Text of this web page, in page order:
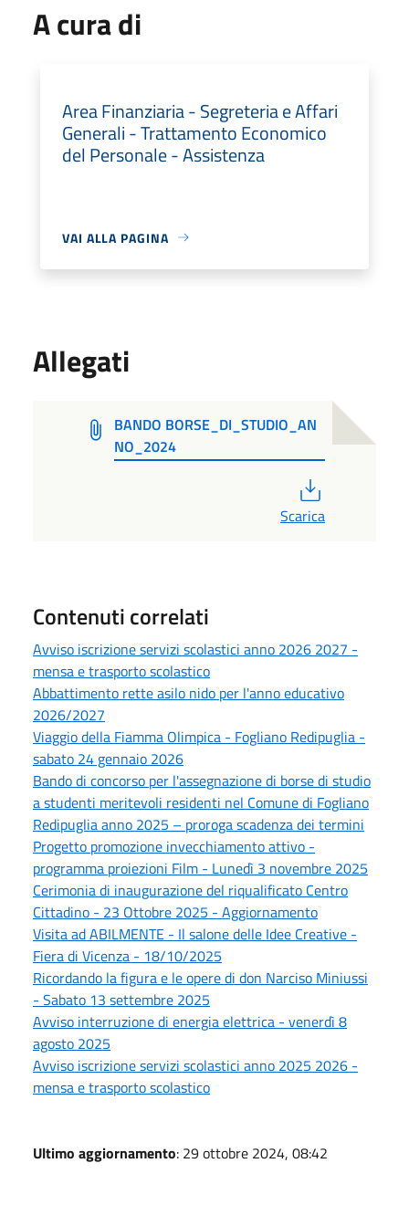
A cura di
Area Finanziaria - Segreteria e Affari
Generali - Trattamento Economico
del Personale - Assistenza
VAI ALLA PAGINA
Allegati
BANDO BORSE_DI_STUDIO_AN
NO_2024
Scarica
Contenuti correlati
Avviso iscrizione servizi scolastici anno 2026 2027 -
mensa e trasporto scolastico
Abbattimento rette asilo nido per l'anno educativo
2026/2027
Viaggio della Fiamma Olimpica - Fogliano Redipuglia -
sabato 24 gennaio 2026
Bando di concorso per l'assegnazione di borse di studio
a studenti meritevoli residenti nel Comune di Fogliano
Redipuglia anno 2025 – proroga scadenza dei termini
Progetto promozione invecchiamento attivo -
programma proiezioni Film - Lunedì 3 novembre 2025
Cerimonia di inaugurazione del riqualificato Centro
Cittadino - 23 Ottobre 2025 - Aggiornamento
Visita ad ABILMENTE - Il salone delle Idee Creative -
Fiera di Vicenza - 18/10/2025
Ricordando la figura e le opere di don Narciso Miniussi
- Sabato 13 settembre 2025
Avviso interruzione di energia elettrica - venerdì 8
agosto 2025
Avviso iscrizione servizi scolastici anno 2025 2026 -
mensa e trasporto scolastico
Ultimo aggiornamento: 29 ottobre 2024, 08:42